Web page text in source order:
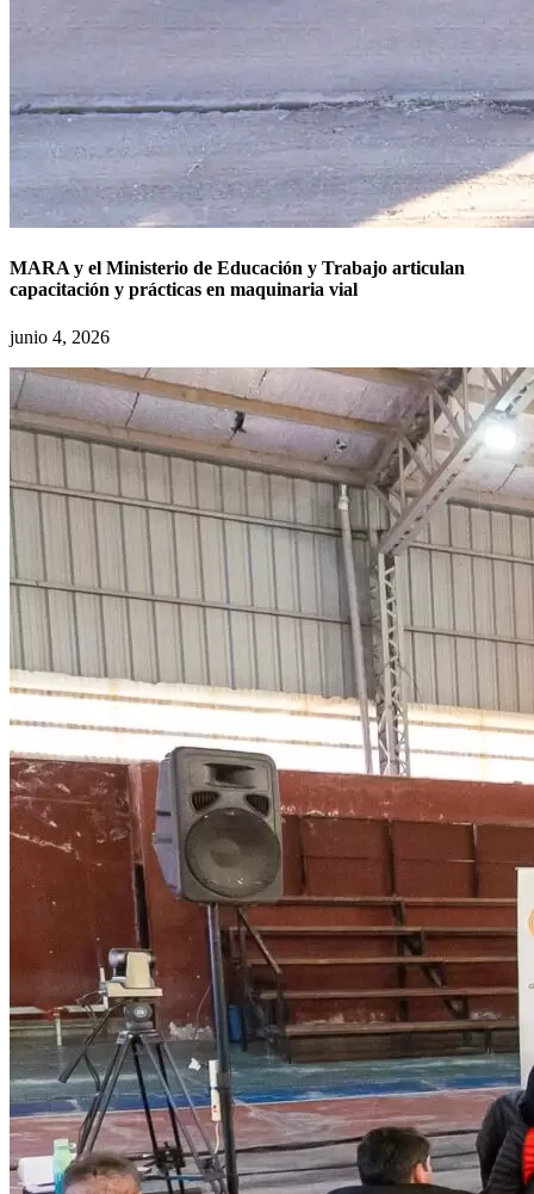
MARA y el Ministerio de Educación y Trabajo articulan
capacitación y prácticas en maquinaria vial
junio 4, 2026